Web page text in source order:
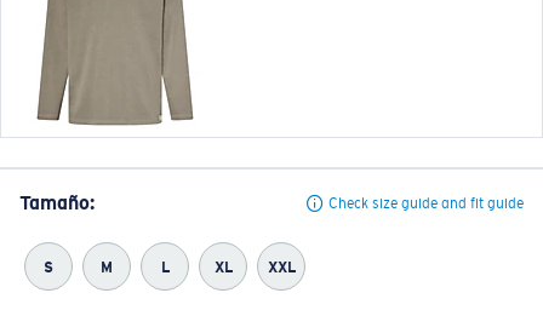
Tamaño: Check size guide and fit guide
S M L XL XXL